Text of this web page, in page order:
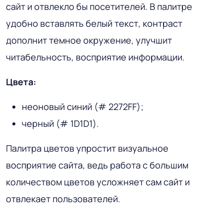
сайт и отвлекло бы посетителей. В палитре
удобно вставлять белый текст, контраст
дополнит темное окружение, улучшит
читабельность, восприятие информации.
Цвета:
неоновый синий (# 2272FF);
черный (# 1D1D1).
Палитра цветов упростит визуальное
восприятие сайта, ведь работа с большим
количеством цветов усложняет сам сайт и
отвлекает пользователей.